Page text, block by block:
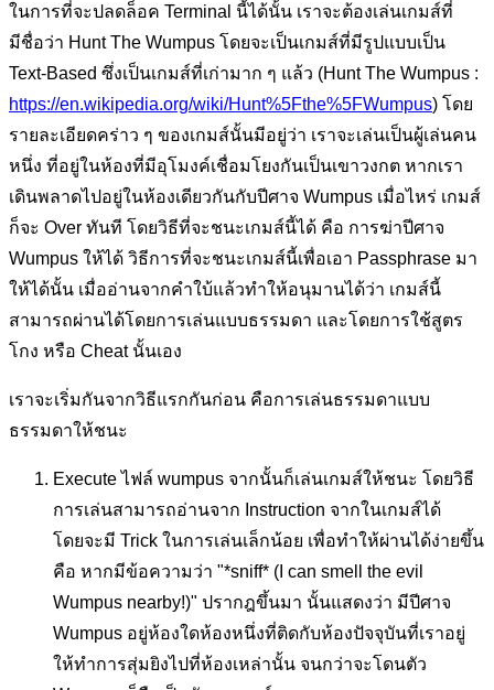
ในการที่จะปลดล็อค Terminal นี้ได้นั้น เราจะต้องเล่นเกมส์ที่
มีชื่อว่า Hunt The Wumpus โดยจะเป็นเกมส์ที่มีรูปแบบเป็น
Text-Based ซึ่งเป็นเกมส์ที่เก่ามาก ๆ แล้ว (Hunt The Wumpus :
https://en.wikipedia.org/wiki/Hunt%5Fthe%5FWumpus) โดย
รายละเอียดคร่าว ๆ ของเกมส์นั้นมีอยู่ว่า เราจะเล่นเป็นผู้เล่นคน
หนึ่ง ที่อยู่ในห้องที่มีอุโมงค์เชื่อมโยงกันเป็นเขาวงกต หากเรา
เดินพลาดไปอยู่ในห้องเดียวกันกับปีศาจ Wumpus เมื่อไหร่ เกมส์
ก็จะ Over ทันที โดยวิธีที่จะชนะเกมส์นี้ได้ คือ การฆ่าปีศาจ
Wumpus ให้ได้ วิธีการที่จะชนะเกมส์นี้เพื่อเอา Passphrase มา
ให้ได้นั้น เมื่ออ่านจากคำใบ้แล้วทำให้อนุมานได้ว่า เกมส์นี้
สามารถผ่านได้โดยการเล่นแบบธรรมดา และโดยการใช้สูตร
โกง หรือ Cheat นั้นเอง
เราจะเริ่มกันจากวิธีแรกกันก่อน คือการเล่นธรรมดาแบบ
ธรรมดาให้ชนะ
Execute ไฟล์ wumpus จากนั้นก็เล่นเกมส์ให้ชนะ โดยวิธี
การเล่นสามารถอ่านจาก Instruction จากในเกมส์ได้
โดยจะมี Trick ในการเล่นเล็กน้อย เพื่อทำให้ผ่านได้ง่ายขึ้น
คือ หากมีข้อความว่า "*sniff* (I can smell the evil
Wumpus nearby!)" ปรากฎขึ้นมา นั้นแสดงว่า มีปีศาจ
Wumpus อยู่ห้องใดห้องหนึ่งที่ติดกับห้องปัจจุบันที่เราอยู่
ให้ทำการสุ่มยิงไปที่ห้องเหล่านั้น จนกว่าจะโดนตัว